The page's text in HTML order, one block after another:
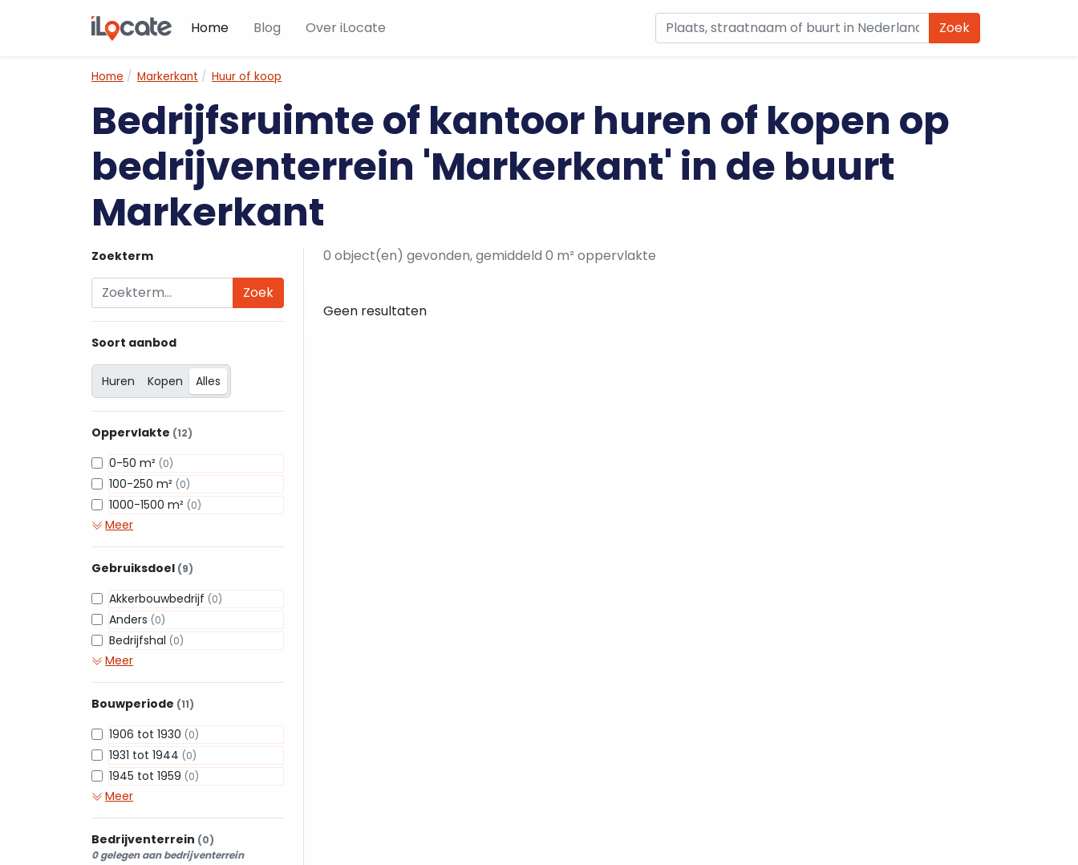
Home Blog Over iLocate Zoek
Home Markerkant Huur of koop
Bedrijfsruimte of kantoor huren of kopen op
bedrijventerrein 'Markerkant' in de buurt
Markerkant
Zoekterm
Zoek
Soort aanbod
Huren Kopen Alles
Oppervlakte (12)
0-50 m² (0)
100-250 m² (0)
1000-1500 m² (0)
Meer
Gebruiksdoel (9)
Akkerbouwbedrijf (0)
Anders (0)
Bedrijfshal (0)
Meer
Bouwperiode (11)
1906 tot 1930 (0)
1931 tot 1944 (0)
1945 tot 1959 (0)
Meer
Bedrijventerrein (0)
0 gelegen aan bedrijventerrein
0 object(en) gevonden, gemiddeld 0 m² oppervlakte
Geen resultaten